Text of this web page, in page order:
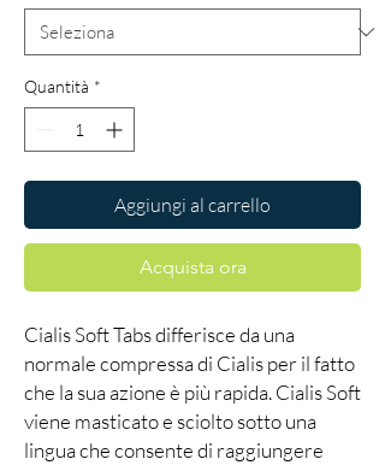
Quantità *
Aggiungi al carrello
Acquista ora
Cialis Soft Tabs differisce da una
normale compressa di Cialis per il fatto
che la sua azione è più rapida. Cialis Soft
viene masticato e sciolto sotto una
lingua che consente di raggiungere